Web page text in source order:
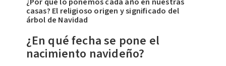
casas? El religioso origen y significado del
árbol de Navidad
¿En qué fecha se pone el
nacimiento navideño?